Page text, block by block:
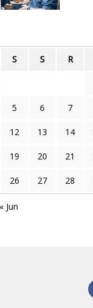
S S R
5 6 7
12 13 14
19 20 21
26 27 28
« Jun